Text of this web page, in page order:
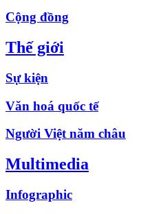
Cộng đồng
Thế giới
Sự kiện
Văn hoá quốc tế
Người Việt năm châu
Multimedia
Infographic